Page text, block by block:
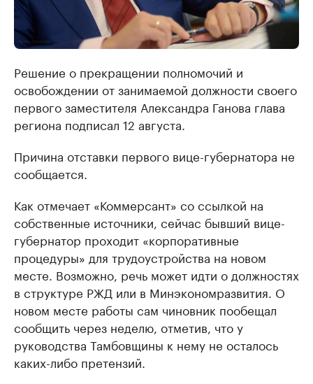
Решение о прекращении полномочий и
освобождении от занимаемой должности своего
первого заместителя Александра Ганова глава
региона подписал 12 августа.
Причина отставки первого вице-губернатора не
сообщается.
Как отмечает «Коммерсант» со ссылкой на
собственные источники, сейчас бывший вице-
губернатор проходит «корпоративные
процедуры» для трудоустройства на новом
месте. Возможно, речь может идти о должностях
в структуре РЖД или в Минэкономразвития. О
новом месте работы сам чиновник пообещал
сообщить через неделю, отметив, что у
руководства Тамбовщины к нему не осталось
каких-либо претензий.